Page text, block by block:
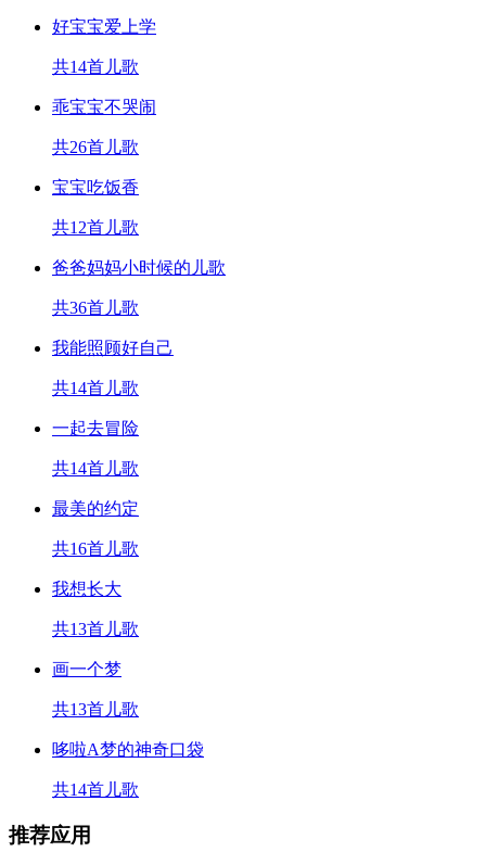
好宝宝爱上学
共14首儿歌
乖宝宝不哭闹
共26首儿歌
宝宝吃饭香
共12首儿歌
爸爸妈妈小时候的儿歌
共36首儿歌
我能照顾好自己
共14首儿歌
一起去冒险
共14首儿歌
最美的约定
共16首儿歌
我想长大
共13首儿歌
画一个梦
共13首儿歌
哆啦A梦的神奇口袋
共14首儿歌
推荐应用